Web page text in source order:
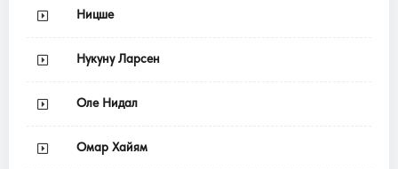
Ницше
Нукуну Ларсен
Оле Нидал
Омар Хайям